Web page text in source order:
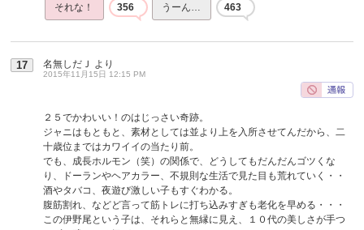
それな！ 356 うーん… 463
17 名無しだＪ より
2015年11月15日 12:15 PM
２５でかわいい！のはじっさい奇跡。
ジャニはもともと、素材としては並より上を入所させてんだから、二
十歳位まではカワイイの当たり前。
でも、成長ホルモン（笑）の関係で、どうしてもだんだんゴツくな
り、ドーランやヘアカラー、不規則な生活で見た目も荒れていく・・
酒やタバコ、夜遊び激しい子もすぐわかる。
腹筋割れ、などど言って筋トレに打ち込みすぎも老化を早める・・・
この伊野尾という子は、それらと無縁に見え、１０代の美しさが手つ